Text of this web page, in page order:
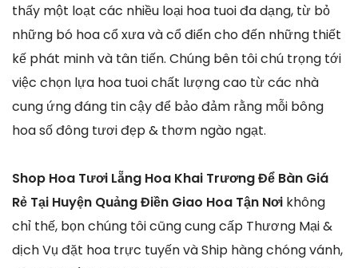
thấy một loạt các nhiều loại hoa tuoi đa dạng, từ bỏ
những bó hoa cổ xưa và cổ điển cho đến những thiết
kế phát minh và tân tiến. Chúng bên tôi chú trọng tới
việc chọn lựa hoa tuoi chất lượng cao từ các nhà
cung ứng đáng tin cậy để bảo đảm rằng mỗi bông
hoa số đông tươi đẹp & thơm ngào ngạt.
Shop Hoa Tươi Lẵng Hoa Khai Trương Để Bàn Giá
Rẻ Tại Huyện Quảng Điền Giao Hoa Tận Nơi không
chỉ thế, bọn chúng tôi cũng cung cấp Thương Mại &
dịch Vụ đặt hoa trực tuyến và Ship hàng chóng vánh,